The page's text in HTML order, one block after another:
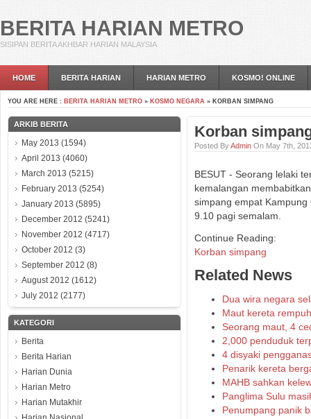
BERITA HARIAN METRO
SISIPAN BERITA AKHBAR HARIAN MALAYSIA
HOME BERITA HARIAN HARIAN METRO KOSMO! ONLINE
YOU ARE HERE : BERITA HARIAN METRO » KOSMO NEGARA » KORBAN SIMPANG
ARKIB BERITA
May 2013 (1594)
April 2013 (4060)
March 2013 (5215)
February 2013 (5254)
January 2013 (5895)
December 2012 (5241)
November 2012 (4717)
October 2012 (3)
September 2012 (8)
August 2012 (1612)
July 2012 (2177)
KATEGORI
Berita
Berita Harian
Harian Dunia
Harian Metro
Harian Mutakhir
Korban
Posted ByAdmin On May 7th,
BESUT - Seorang lelaki
kemalangan
simpang empat
9.10 pagi semalam.
Continue Reading:
Korban simpang
Related News
Dua wira negara
Maut kereta
Seorang maut, 4
2,000 penduduk
4 disyaki
Penarik kereta
MAHB sahkan
Panglima Sulu
Penumpang panik